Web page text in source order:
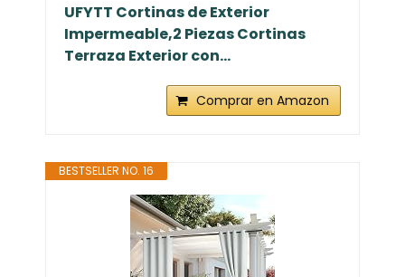
UFYTT Cortinas de Exterior
Impermeable,2 Piezas Cortinas
Terraza Exterior con...
Comprar en Amazon
BESTSELLER NO. 16